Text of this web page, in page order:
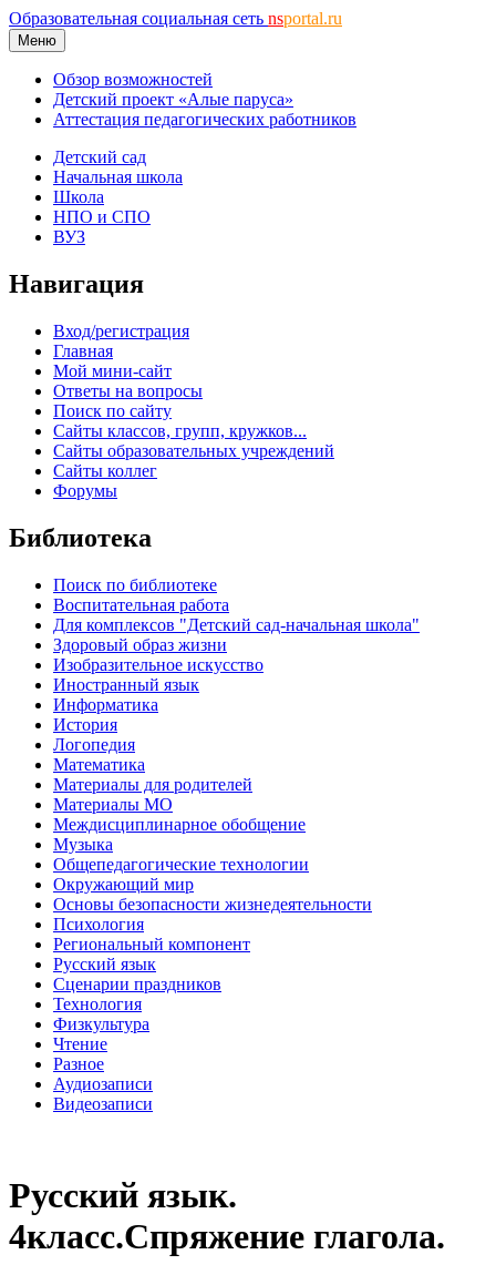
Образовательная социальная сеть nsportal.ru
Меню
Обзор возможностей
Детский проект «Алые паруса»
Аттестация педагогических работников
Детский сад
Начальная школа
Школа
НПО и СПО
ВУЗ
Навигация
Вход/регистрация
Главная
Мой мини-сайт
Ответы на вопросы
Поиск по сайту
Сайты классов, групп, кружков...
Сайты образовательных учреждений
Сайты коллег
Форумы
Библиотека
Поиск по библиотеке
Воспитательная работа
Для комплексов "Детский сад-начальная школа"
Здоровый образ жизни
Изобразительное искусство
Иностранный язык
Информатика
История
Логопедия
Математика
Материалы для родителей
Материалы МО
Междисциплинарное обобщение
Музыка
Общепедагогические технологии
Окружающий мир
Основы безопасности жизнедеятельности
Психология
Региональный компонент
Русский язык
Сценарии праздников
Технология
Физкультура
Чтение
Разное
Аудиозаписи
Видеозаписи
Русский язык.
4класс.Спряжение глагола.